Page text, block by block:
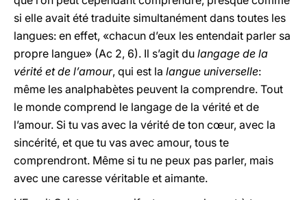
si elle avait été traduite simultanément dans toutes les
langues: en effet, «chacun d’eux les entendait parler sa
propre langue» (Ac 2, 6). Il s’agit du langage de la
vérité et de l’amour, qui est la langue universelle:
même les analphabètes peuvent la comprendre. Tout
le monde comprend le langage de la vérité et de
l’amour. Si tu vas avec la vérité de ton cœur, avec la
sincérité, et que tu vas avec amour, tous te
comprendront. Même si tu ne peux pas parler, mais
avec une caresse véritable et aimante.